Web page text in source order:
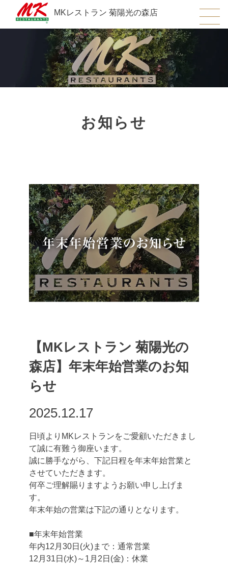
MKレストラン 菊陽光の森店
お知らせ
【MKレストラン 菊陽光の
森店】年末年始営業のお知
らせ
2025.12.17
日頃よりMKレストランをご愛顧いただきまし
て誠に有難う御座います。
誠に勝手ながら、下記日程を年末年始営業と
させていただきます。
何卒ご理解賜りますようお願い申し上げま
す。
年末年始の営業は下記の通りとなります。
■年末年始営業
年内12月30日(火)まで：通常営業
12月31日(水)～1月2日(金)：休業